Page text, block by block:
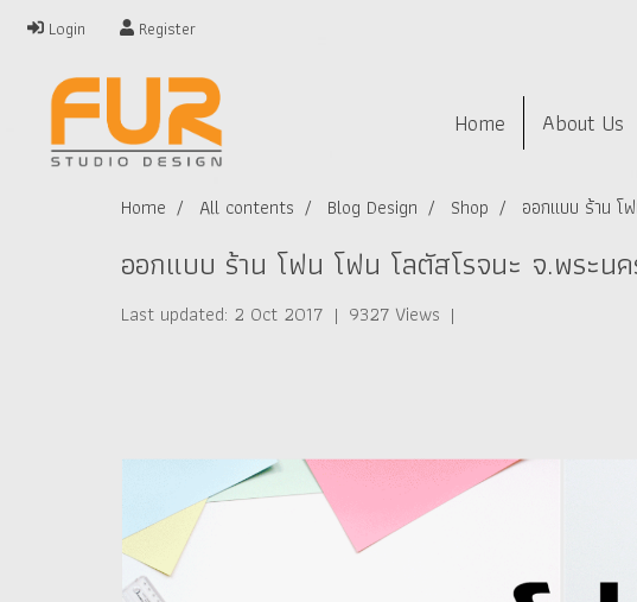
Login Register
Home About Us
Home All contents Blog Design Shop ออกแบบ ร้าน โ
ออกแบบ ร้าน โฟน โฟน โลตัสโรจนะ จ.พระนค
Last updated: 2 Oct 2017 | 9327 Views |